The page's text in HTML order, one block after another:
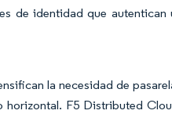
de identidad que
la necesidad de
F5 Distributed